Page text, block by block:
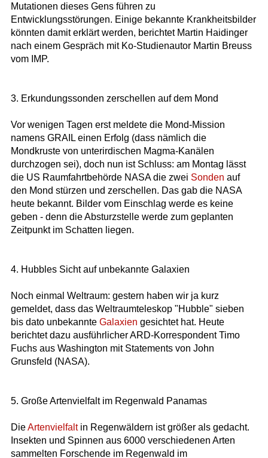
Mutationen dieses Gens führen zu
Entwicklungsstörungen. Einige bekannte Krankheitsbilder
könnten damit erklärt werden, berichtet Martin Haidinger
nach einem Gespräch mit Ko-Studienautor Martin Breuss
vom IMP.
3. Erkundungssonden zerschellen auf dem Mond
Vor wenigen Tagen erst meldete die Mond-Mission
namens GRAIL einen Erfolg (dass nämlich die
Mondkruste von unterirdischen Magma-Kanälen
durchzogen sei), doch nun ist Schluss: am Montag lässt
die US Raumfahrtbehörde NASA die zwei Sonden auf
den Mond stürzen und zerschellen. Das gab die NASA
heute bekannt. Bilder vom Einschlag werde es keine
geben - denn die Absturzstelle werde zum geplanten
Zeitpunkt im Schatten liegen.
4. Hubbles Sicht auf unbekannte Galaxien
Noch einmal Weltraum: gestern haben wir ja kurz
gemeldet, dass das Weltraumteleskop "Hubble" sieben
bis dato unbekannte Galaxien gesichtet hat. Heute
berichtet dazu ausführlicher ARD-Korrespondent Timo
Fuchs aus Washington mit Statements von John
Grunsfeld (NASA).
5. Große Artenvielfalt im Regenwald Panamas
DieArtenvielfaltin Regenwäldern ist größer als gedacht.
Insekten und Spinnen aus 6000 verschiedenen Arten
sammelten Forschende im Regenwald im